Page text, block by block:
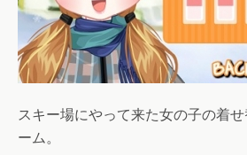
スキー場にやって来た女の子の着
ーム。